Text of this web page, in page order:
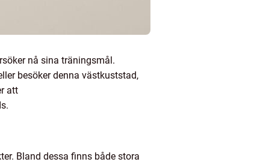
nå sina träningsmål.
besöker denna västkuststad,
att
Bland dessa finns både stora